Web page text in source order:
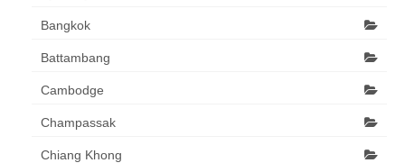
Bangkok
Battambang
Cambodge
Champassak
Chiang Khong